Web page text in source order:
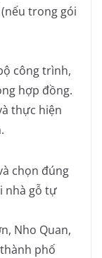
trong gói
công trình,
hợp đồng.
thực hiện
chọn đúng
nhà gỗ tự
Nho Quan,
thành phố